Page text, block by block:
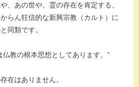
、あの世や、霊の存在を肯定する、
らん狂信的な新興宗教（カルト）に
同類です。
仏教の根本思想としてあります。”
在はありません。